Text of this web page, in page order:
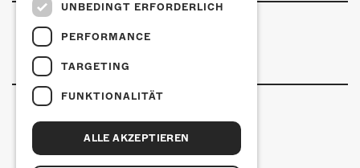
Kulturfabrik Kofmehl
Kofmehlweg 1
UNBEDINGT ERFORDERLICH
PERFORMANCE
TARGETING
FUNKTIONALITÄT
ALLE AKZEPTIEREN